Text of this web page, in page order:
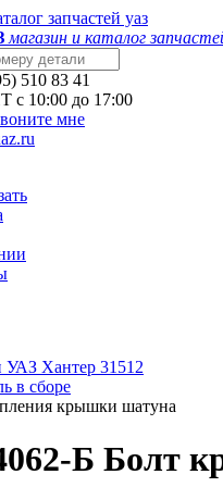
магазин и каталог
510 83 41
с 10:00 до 17:00
мне
УАЗ Хантер 31512
в сборе
крышки шатуна
Б Болт